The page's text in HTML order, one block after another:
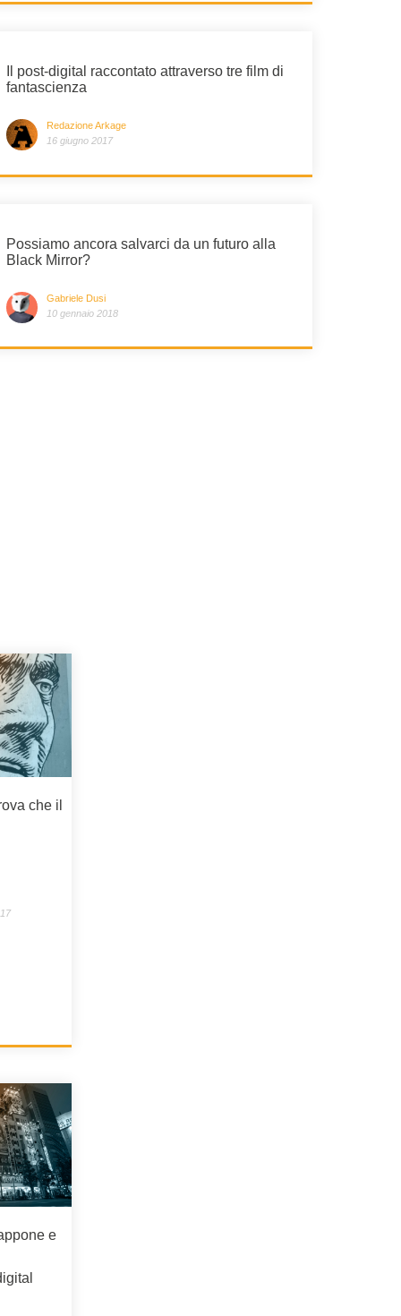
che il
e
Il post-digital raccontato attraverso tre film di
fantascienza
Redazione Arkage
16 giugno 2017
Possiamo ancora salvarci da un futuro alla
Black Mirror?
Gabriele Dusi
10 gennaio 2018